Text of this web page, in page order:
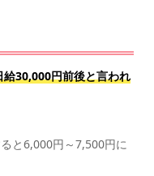
30,000円前後と言われ
と6,000円～7,500円に